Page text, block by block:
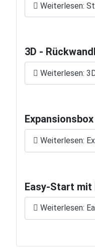
Weiterlesen:
3D -
Weiterlesen:
Expansionsbox
Weiterlesen:
Easy-Start mit
Weiterlesen: